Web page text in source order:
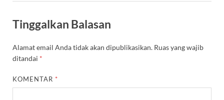
Tinggalkan Balasan
Alamat email Anda tidak akan dipublikasikan. Ruas yang wajib
ditandai *
KOMENTAR *